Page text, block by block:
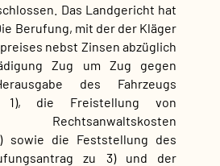
Das Landgericht hat
Berufung, mit der der Kläger
nebst Zinsen abzüglich
Zug um Zug gegen
des Fahrzeugs
1), die Freistellung von
sowie die Feststellung des
zu 3) und der